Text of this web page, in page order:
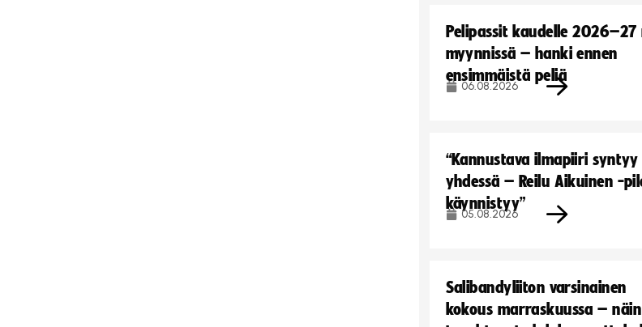
Pelipassit kaudelle
myynnissä – hanki ennen
ensimmäistä peliä
06.08.2026
“Kannustava ilmapiiri syntyy
yhdessä – Reilu Aikuinen -
käynnistyy”
05.08.2026
Salibandyliiton varsinainen
kokous marraskuussa – näin